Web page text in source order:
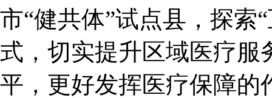
市“健共体”试点县，探索
式，切实提升区域医疗服
平，更好发挥医疗保障的